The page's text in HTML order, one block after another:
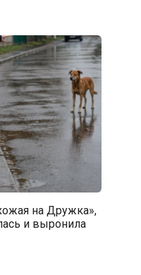
на Дружка»,
и выронила